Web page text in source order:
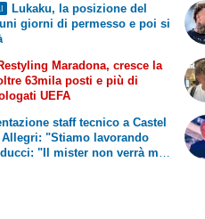
Lukaku, la posizione del
giorni di permesso e poi si
Maradona, cresce la
63mila posti e più di
UEFA
staff tecnico a Castel
"Stiamo lavorando
"Il mister non verrà mai